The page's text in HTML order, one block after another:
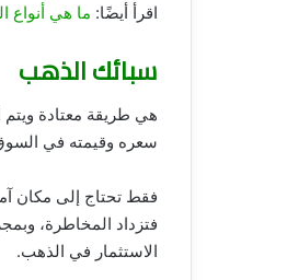
اقرأ أيضًا: ما هي أنواع
سبائك الذهب
هي طريقة معتادة ويتم
سعره وقيمته في
فقط تحتاج إلى مكان
فتزداد المخاطرة،
الاستثمار في الذهب.